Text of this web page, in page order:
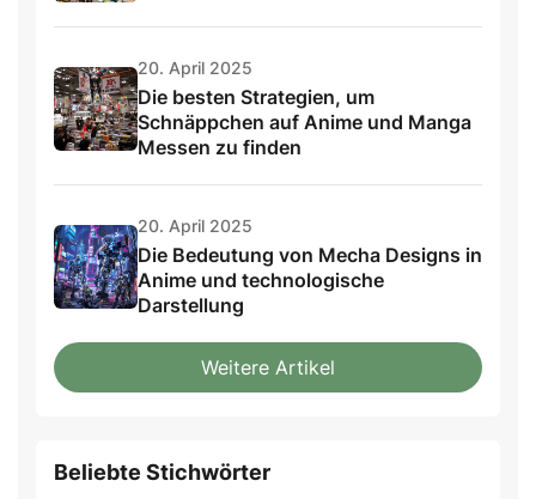
20. April 2025
Die besten Strategien, um
Schnäppchen auf Anime und Manga
Messen zu finden
20. April 2025
Die Bedeutung von Mecha Designs in
Anime und technologische
Darstellung
Weitere Artikel
Beliebte Stichwörter